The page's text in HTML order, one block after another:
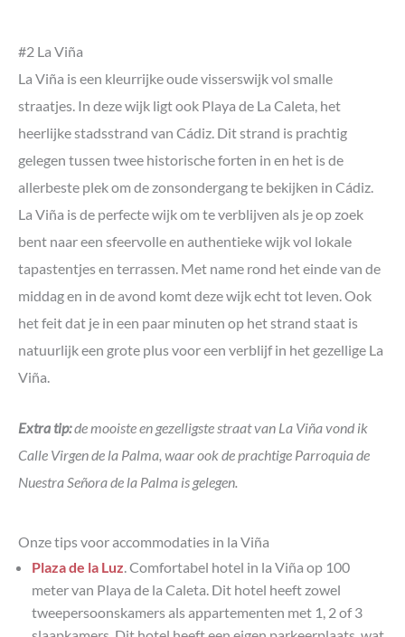
#2 La Viña
La Viña is een kleurrijke oude visserswijk vol smalle
straatjes. In deze wijk ligt ook Playa de La Caleta, het
heerlijke stadsstrand van Cádiz. Dit strand is prachtig
gelegen tussen twee historische forten in en het is de
allerbeste plek om de zonsondergang te bekijken in Cádiz.
La Viña is de perfecte wijk om te verblijven als je op zoek
bent naar een sfeervolle en authentieke wijk vol lokale
tapastentjes en terrassen. Met name rond het einde van de
middag en in de avond komt deze wijk echt tot leven. Ook
het feit dat je in een paar minuten op het strand staat is
natuurlijk een grote plus voor een verblijf in het gezellige La
Viña.
Extra tip:de mooiste en gezelligste straat van La Viña vond ik
Calle Virgen de la Palma, waar ook de prachtige Parroquia de
Nuestra Señora de la Palma is gelegen.
Onze tips voor accommodaties in la Viña
Plaza de la Luz . Comfortabel hotel in la Viña op 100
meter van Playa de la Caleta. Dit hotel heeft zowel
tweepersoonskamers als appartementen met 1, 2 of 3